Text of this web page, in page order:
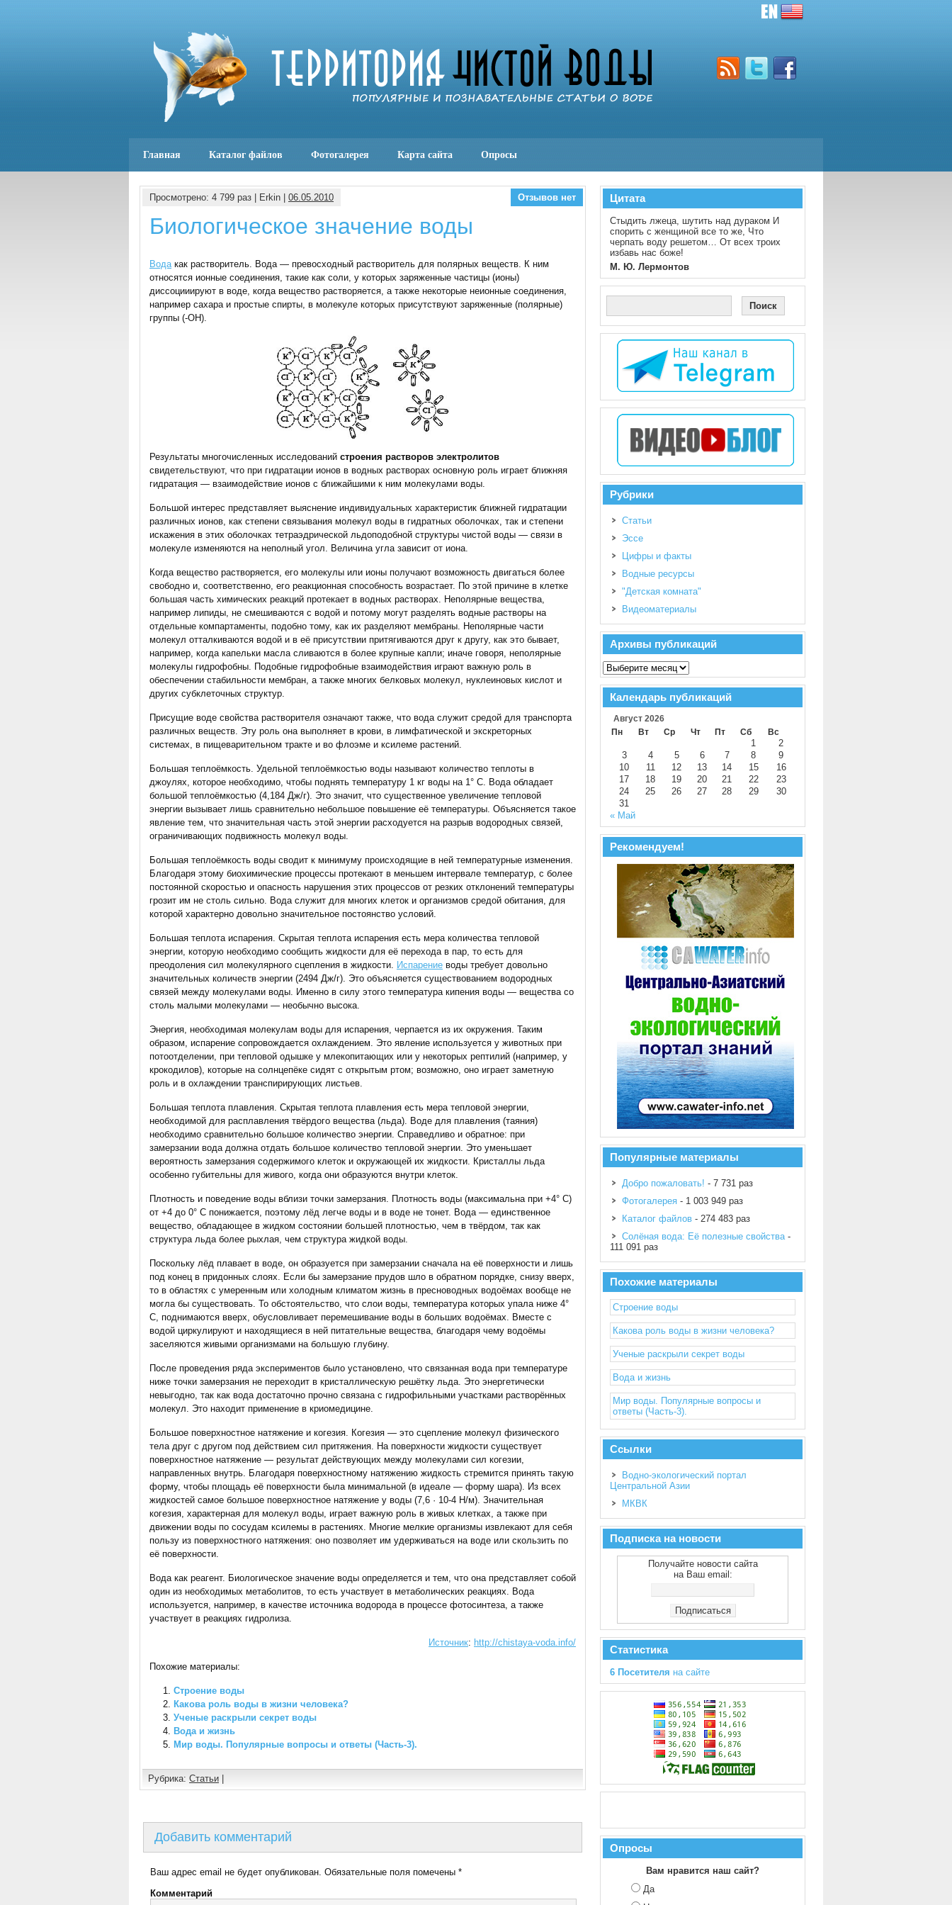
Главная Каталог файлов Фотогалерея Карта сайта Опросы
Просмотрено: 4 799 раз | Erkin | 06.05.2010 Отзывов нет
Биологическое значение воды
Водакак растворитель. Вода — превосходный растворитель для полярных веществ. К ним
относятся ионные соединения, такие как соли, у которых заряженные частицы (ионы)
диссоцииируют в воде, когда вещество растворяется, а также некоторые неионные соединения,
например сахара и простые спирты, в молекуле которых присутствуют заряженные (полярные)
группы (-OH).
Результаты многочисленных исследований строения растворов электролитов
свидетельствуют, что при гидратации ионов в водных растворах основную роль играет ближняя
гидратация — взаимодействие ионов с ближайшими к ним молекулами воды.
Большой интерес представляет выяснение индивидуальных характеристик ближней гидратации
различных ионов, как степени связывания молекул воды в гидратных оболочках, так и степени
искажения в этих оболочках тетраэдрической льдоподобной структуры чистой воды — связи в
молекуле изменяются на неполный угол. Величина угла зависит от иона.
Когда вещество растворяется, его молекулы или ионы получают возможность двигаться более
свободно и, соответственно, его реакционная способность возрастает. По этой причине в клетке
большая часть химических реакций протекает в водных растворах. Неполярные вещества,
например липиды, не смешиваются с водой и потому могут разделять водные растворы на
отдельные компартаменты, подобно тому, как их разделяют мембраны. Неполярные части
молекул отталкиваются водой и в её присутствии притягиваются друг к другу, как это бывает,
например, когда капельки масла сливаются в более крупные капли; иначе говоря, неполярные
молекулы гидрофобны. Подобные гидрофобные взаимодействия играют важную роль в
обеспечении стабильности мембран, а также многих белковых молекул, нуклеиновых кислот и
других субклеточных структур.
Присущие воде свойства растворителя означают также, что вода служит средой для транспорта
различных веществ. Эту роль она выполняет в крови, в лимфатической и экскреторных
системах, в пищеварительном тракте и во флоэме и ксилеме растений.
Большая теплоёмкость. Удельной теплоёмкостью воды называют количество теплоты в
джоулях, которое необходимо, чтобы поднять температуру 1 кг воды на 1° C. Вода обладает
большой теплоёмкостью (4,184 Дж/г). Это значит, что существенное увеличение тепловой
энергии вызывает лишь сравнительно небольшое повышение её температуры. Объясняется такое
явление тем, что значительная часть этой энергии расходуется на разрыв водородных связей,
ограничивающих подвижность молекул воды.
Большая теплоёмкость воды сводит к минимуму происходящие в ней температурные изменения.
Благодаря этому биохимические процессы протекают в меньшем интервале температур, с более
постоянной скоростью и опасность нарушения этих процессов от резких отклонений температуры
грозит им не столь сильно. Вода служит для многих клеток и организмов средой обитания, для
которой характерно довольно значительное постоянство условий.
Большая теплота испарения. Скрытая теплота испарения есть мера количества тепловой
энергии, которую необходимо сообщить жидкости для её перехода в пар, то есть для
преодоления сил молекулярного сцепления в жидкости. Испарение воды требует довольно
значительных количеств энергии (2494 Дж/г). Это объясняется существованием водородных
связей между молекулами воды. Именно в силу этого температура кипения воды — вещества со
столь малыми молекулами — необычно высока.
Энергия, необходимая молекулам воды для испарения, черпается из их окружения. Таким
образом, испарение сопровождается охлаждением. Это явление используется у животных при
потоотделении, при тепловой одышке у млекопитающих или у некоторых рептилий (например, у
крокодилов), которые на солнцепёке сидят с открытым ртом; возможно, оно играет заметную
роль и в охлаждении транспирирующих листьев.
Большая теплота плавления. Скрытая теплота плавления есть мера тепловой энергии,
необходимой для расплавления твёрдого вещества (льда). Воде для плавления (таяния)
необходимо сравнительно большое количество энергии. Справедливо и обратное: при
замерзании вода должна отдать большое количество тепловой энергии. Это уменьшает
вероятность замерзания содержимого клеток и окружающей их жидкости. Кристаллы льда
особенно губительны для живого, когда они образуются внутри клеток.
Плотность и поведение воды вблизи точки замерзания. Плотность воды (максимальна при +4° С)
от +4 до 0° С понижается, поэтому лёд легче воды и в воде не тонет. Вода — единственное
вещество, обладающее в жидком состоянии большей плотностью, чем в твёрдом, так как
структура льда более рыхлая, чем структура жидкой воды.
Поскольку лёд плавает в воде, он образуется при замерзании сначала на её поверхности и лишь
под конец в придонных слоях. Если бы замерзание прудов шло в обратном порядке, снизу вверх,
то в областях с умеренным или холодным климатом жизнь в пресноводных водоёмах вообще не
могла бы существовать. То обстоятельство, что слои воды, температура которых упала ниже 4°
С, поднимаются вверх, обусловливает перемешивание воды в больших водоёмах. Вместе с
водой циркулируют и находящиеся в ней питательные вещества, благодаря чему водоёмы
заселяются живыми организмами на большую глубину.
После проведения ряда экспериментов было установлено, что связанная вода при температуре
ниже точки замерзания не переходит в кристаллическую решётку льда. Это энергетически
невыгодно, так как вода достаточно прочно связана с гидрофильными участками растворённых
молекул. Это находит применение в криомедицине.
Большое поверхностное натяжение и когезия. Когезия — это сцепление молекул физического
тела друг с другом под действием сил притяжения. На поверхности жидкости существует
поверхностное натяжение — результат действующих между молекулами сил когезии,
направленных внутрь. Благодаря поверхностному натяжению жидкость стремится принять такую
форму, чтобы площадь её поверхности была минимальной (в идеале — форму шара). Из всех
жидкостей самое большое поверхностное натяжение у воды (7,6 · 10-4 Н/м). Значительная
когезия, характерная для молекул воды, играет важную роль в живых клетках, а также при
движении воды по сосудам ксилемы в растениях. Многие мелкие организмы извлекают для себя
пользу из поверхностного натяжения: оно позволяет им удерживаться на воде или скользить по
её поверхности.
Вода как реагент. Биологическое значение воды определяется и тем, что она представляет собой
один из необходимых метаболитов, то есть участвует в метаболических реакциях. Вода
используется, например, в качестве источника водорода в процессе фотосинтеза, а также
участвует в реакциях гидролиза.
Источник: http://chistaya-voda.info/
Похожие материалы:
Строение воды
Какова роль воды в жизни человека?
Ученые раскрыли секрет воды
Вода и жизнь
Мир воды. Популярные вопросы и ответы (Часть-3).
Рубрика: Статьи
Добавить комментарий
Ваш адрес email не будет опубликован. Обязательные поля помечены *
Комментарий
Цитата
Стыдить лжеца, шутить над дураком И
спорить с женщиной все то же, Что
черпать воду решетом… От всех троих
избавь нас боже!
М. Ю. Лермонтов
Рубрики
Статьи
Эссе
Цифры и факты
Водные ресурсы
"Детская комната"
Видеоматериалы
Архивы публикаций
Календарь публикаций
Август 2026
Пн
Вт Ср Чт Пт Сб Вс
1
2
3
4 5 6 7 8
9
10
11 12 13 14 15
16
17
18 19 20 21 22
23
24
25 26 27 28 29
30
31
« Май
Рекомендуем!
Популярные материалы
Добро пожаловать! - 7 731 раз
Фотогалерея - 1 003 949 раз
Каталог файлов - 274 483 раз
Солёная вода: Её полезные свойства-
111 091 раз
Похожие материалы
Строение воды
Какова роль воды в жизни человека?
Ученые раскрыли секрет воды
Вода и жизнь
Мир воды. Популярные вопросы и
ответы (Часть-3).
Ссылки
Водно-экологический портал
Центральной Азии
МКВК
Подписка на новости
Получайте новости сайта
на Ваш email:
Статистика
6 Посетителя на сайте
Опросы
Вам нравится наш сайт?
Да